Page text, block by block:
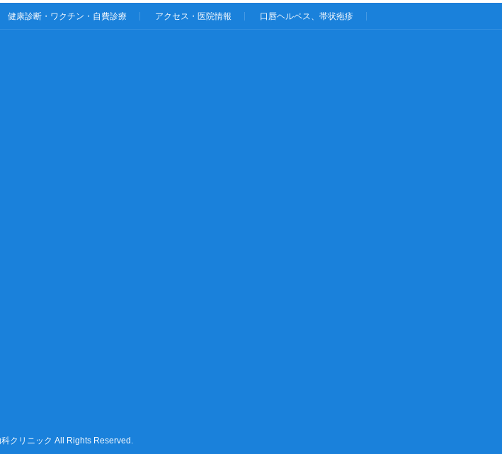
健康診断・ワクチン・自費診療 アクセス・医院情報 口唇ヘルペス、帯状疱疹
クリニック All Rights Reserved.